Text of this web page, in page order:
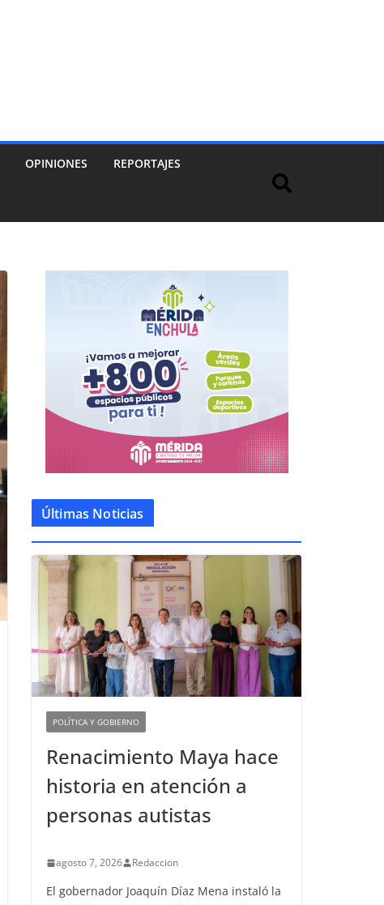
OPINIONES REPORTAJES
Últimas Noticias
POLÍTICA Y GOBIERNO
Renacimiento Maya hace
historia en atención a
personas autistas
agosto 7, 2026 Redaccion
El gobernador Joaquín Díaz Mena instaló la